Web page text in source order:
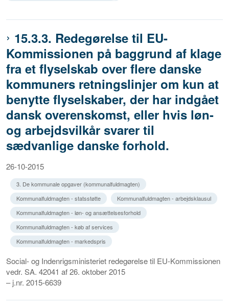
15.3.3. Redegørelse til EU-
Kommissionen på baggrund af klage
fra et flyselskab over flere danske
kommuners retningslinjer om kun at
benytte flyselskaber, der har indgået
dansk overenskomst, eller hvis løn-
og arbejdsvilkår svarer til
sædvanlige danske forhold.
26-10-2015
3. De kommunale opgaver (kommunalfuldmagten)
Kommunalfuldmagten - statsstøtte
Kommunalfuldmagten - arbejdsklausul
Kommunalfuldmagten - løn- og ansættelsesforhold
Kommunalfuldmagten - køb af services
Kommunalfuldmagten - markedspris
Social- og Indenrigsministeriet redegørelse til EU-Kommissionen
vedr. SA. 42041 af 26. oktober 2015
– j.nr. 2015-6639